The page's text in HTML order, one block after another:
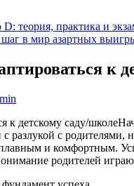
теория, практика и
в мир азартных
к
разлукой с
и комфортным.
родителей